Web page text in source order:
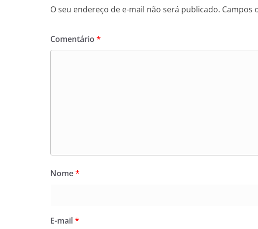
O seu endereço de e-mail não será publicado. Campos
Comentário *
Nome*
E-mail*